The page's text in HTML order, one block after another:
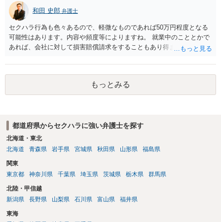
を示す証拠があるかまずは確認する必要があるかと存じます。 ④パワ
ハラ・セクハラに関しては、具体的な言動の内容によって判断が分か
れますので、録音データやLINEでのやり取り等を確認する必要がある
かと存じます。 ⑤退職勧奨については退職する意思がないのであれば
きっぱりと断ればよく、解雇については不当な解雇である場合には解
雇無効を争うなどの対応が考えられます。 回答としては以上になりま
すが、まずは、資料一式をご持参いただき最寄りの法律事務所にご相
談するか、労働基準監督署に相談する等の対応をしていただくことが
和田 史郎 弁護士
セクハラ行為も色々あるので、軽微なものであれば50万円程度となる
可能性はあります。内容や頻度等によりますね。 就業中のこととかで
あれば、会社に対して損害賠償請求をすることもあり得ます。
もっとみる
都道府県からセクハラに強い弁護士を探す
北海道・東北
北海道
青森県 岩手県 宮城県 秋田県 山形県 福島県
関東
東京都
神奈川県 千葉県 埼玉県 茨城県 栃木県 群馬県
北陸・甲信越
新潟県
長野県 山梨県 石川県 富山県 福井県
東海